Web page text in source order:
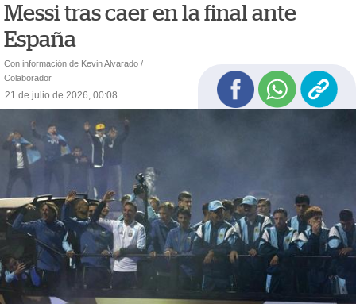
Messi tras caer en la final ante
España
Con información de Kevin Alvarado /
Colaborador
21 de julio de 2026, 00:08